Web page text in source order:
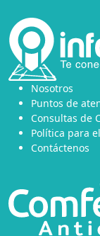
Nosotros
Puntos de
Consultas de
Política para
Contáctenos